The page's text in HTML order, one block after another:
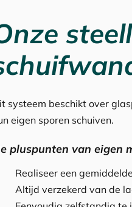
systeem beschikt over
eigen sporen schuiven.
pluspunten van eigen
Realiseer een
Altijd verzekerd van de